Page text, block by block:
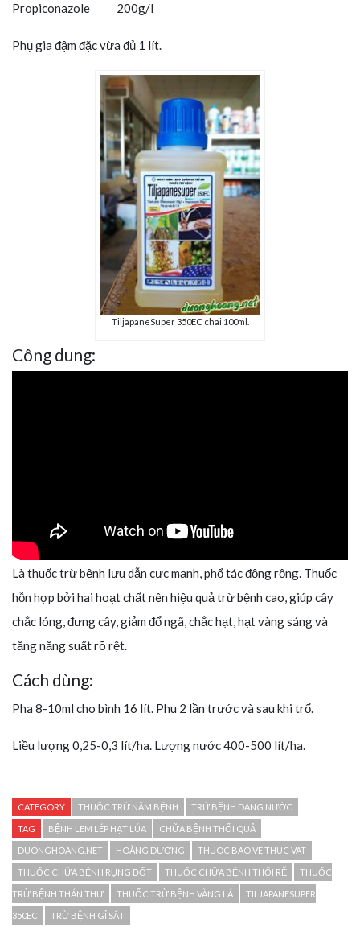
Propiconazole 200g/l
Phụ gia đậm đặc vừa đủ 1 lít.
TiljapaneSuper 350EC chai 100ml.
Công dung:
Là thuốc trừ bệnh lưu dẫn cực mạnh, phổ tác động rộng. Thuốc
hỗn hợp bởi hai hoạt chất nên hiệu quả trừ bệnh cao, giúp cây
chắc lóng, đưng cây, giảm đổ ngã, chắc hạt, hạt vàng sáng và
tăng năng suất rõ rệt.
Cách dùng:
Pha 8-10ml cho bình 16 lít. Phu 2 lần trước và sau khi trổ.
Liều lượng 0,25-0,3 lít/ha. Lượng nước 400-500 lít/ha.
CATEGORY THUỐC TRỪ NẤM BỆNH TRỪ BỆNH DẠNG NƯỚC
TAG BỆNH LEM LÉP HẠT LÚA CHỮA BỆNH THỐI QUẢ
DUONGHOANG.NET HOÀNG DƯƠNG THUOC BAO VE THUC VAT
THUỐC CHỮA BỆNH RỤNG ĐỐT THUỐC CHỮA BỆNH THỐI RỄ THUỐC
TRỪ BỆNH THÁN THƯ THUỐC TRỪ BỆNH VÀNG LÁ TILJAPANESUPER
350EC TRỪ BỆNH GỈ SẮT